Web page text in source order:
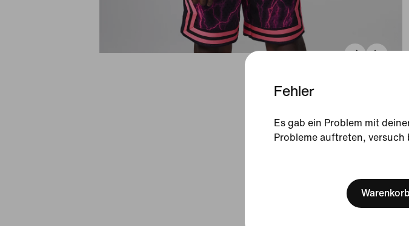
Fehler
Es gab ein Problem mit
Probleme auftreten,